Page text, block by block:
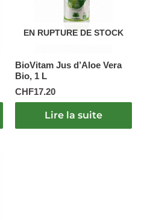
EN RUPTURE DE STOCK
BioVitam Jus d’Aloe Vera
Bio, 1 L
CHF17.20
Lire la suite